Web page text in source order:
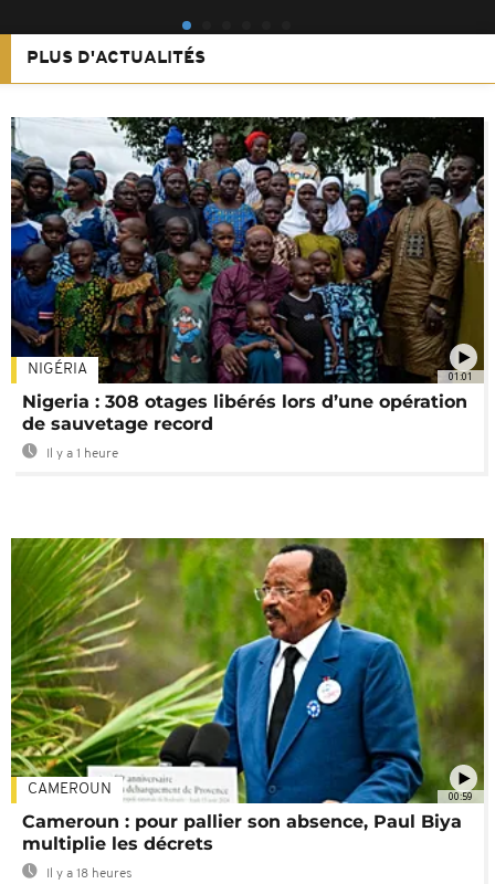
PLUS D'ACTUALITÉS
01:01
NIGÉRIA
Nigeria : 308 otages libérés lors d’une opération
de sauvetage record
Il y a 1 heure
00:59
CAMEROUN
Cameroun : pour pallier son absence, Paul Biya
multiplie les décrets
Il y a 18 heures